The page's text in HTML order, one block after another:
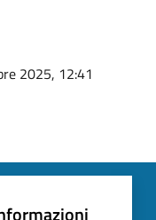
2025, 12:41